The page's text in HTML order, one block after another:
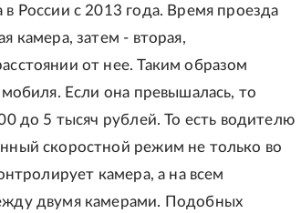
России с 2013 года. Время проезда
камера, затем - вторая,
от нее. Таким образом
Если она превышалась, то
до 5 тысяч рублей. То есть водителю
скоростной режим не только во
камера, а на всем
двумя камерами. Подобных